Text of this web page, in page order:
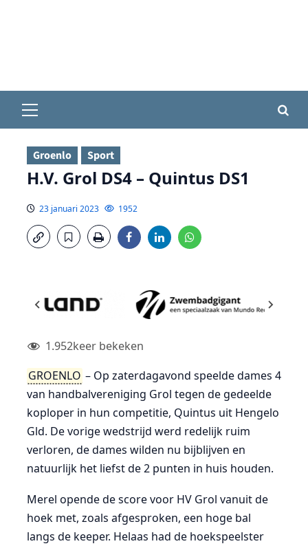
menu
Groenlo Sport
H.V. Grol DS4 – Quintus DS1
23 januari 2023 1952
1.952keer bekeken
GROENLO – Op zaterdagavond speelde dames 4
van handbalvereniging Grol tegen de gedeelde
koploper in hun competitie, Quintus uit Hengelo
Gld. De vorige wedstrijd werd redelijk ruim
verloren, de dames wilden nu bijblijven en
natuurlijk het liefst de 2 punten in huis houden.
Merel opende de score voor HV Grol vanuit de
hoek met, zoals afgesproken, een hoge bal
langs de keeper. Helaas had de hoekspeelster